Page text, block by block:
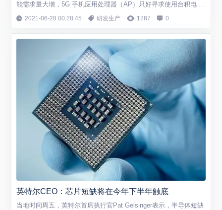
能需求量大增，5G 手机应用处理器（AP）只好寻求使用台积电 6
纳米制程技术。 业内消息人士透露，高通、联发科和紫光展锐都已
就下一代 5G AP（应用处理器）向台积电下单，均要求后者使用 6
nm 制程工艺。 IT之家了解到，来自晶圆制造厂的知...
2021-06-28 00:28:45 研发生产 1287 0
英特尔CEO：芯片短缺将在今年下半年触底
当地时间周五，英特尔首席执行官Pat Gelsinger表示，半导体短缺